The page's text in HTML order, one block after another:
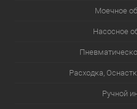
Моечное
Насосное
Расходка,
Ручной